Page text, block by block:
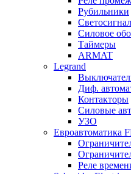
Рубильники
Силовое
Таймеры
ARMAT
Legrand
Диф.
Контакторы
Силовые
УЗО
Евроавтоматика
Реле